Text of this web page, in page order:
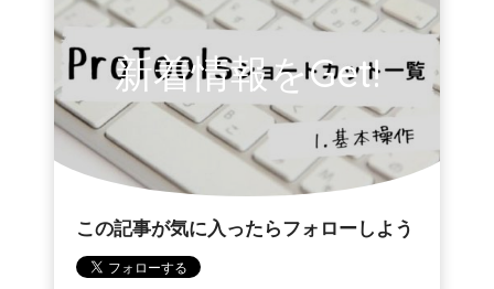
新着情報をGet!
この記事が気に入ったらフォローしよう